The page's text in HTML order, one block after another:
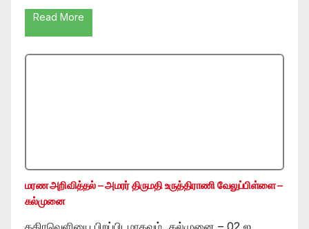
Read More
மரண அறிவித்தல் – அமரர் திருமதி உருத்திராணி வேலுப்பிள்ளை –
கல்முனை
கதிரவெளியை பிறப்பிடமாகவும் ,கல்முனை – 02 ஐ